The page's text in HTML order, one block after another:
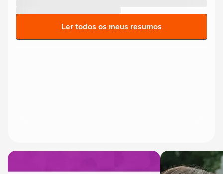
Ler todos os meus resumos